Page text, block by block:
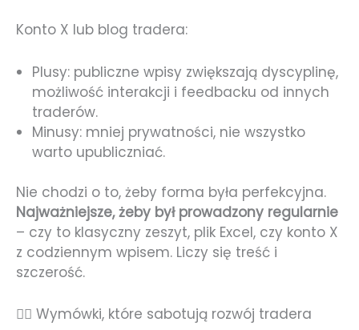
Konto X lub blog tradera:
Plusy: publiczne wpisy zwiększają dyscyplinę,
możliwość interakcji i feedbacku od innych
traderów.
Minusy: mniej prywatności, nie wszystko
warto upubliczniać.
Nie chodzi o to, żeby forma była perfekcyjna.
Najważniejsze, żeby był prowadzony regularnie
– czy to klasyczny zeszyt, plik Excel, czy konto X
z codziennym wpisem. Liczy się treść i
szczerość.
🙅‍♂️ Wymówki, które sabotują rozwój tradera